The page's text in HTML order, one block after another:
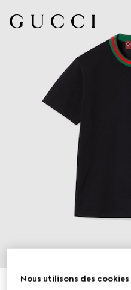
Nous utilisons des cookies